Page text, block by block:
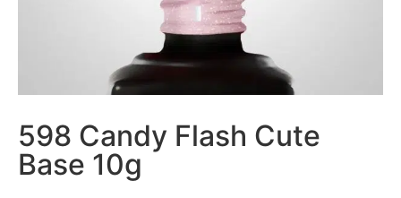
598 Candy Flash Cute
Base 10g